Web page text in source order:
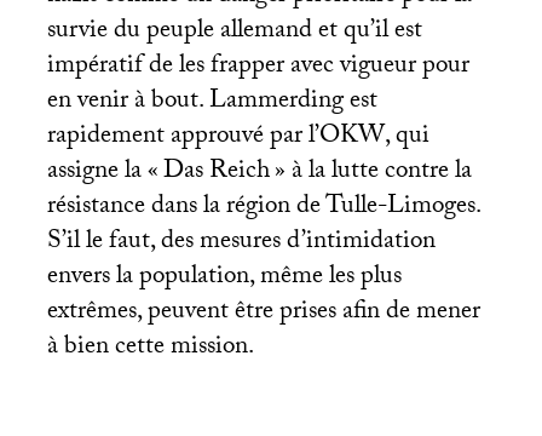
survie du peuple allemand et qu’il est
impératif de les frapper avec vigueur pour
en venir à bout. Lammerding est
rapidement approuvé par l’OKW, qui
assigne la «Das Reich» à la lutte contre la
résistance dans la région de Tulle-Limoges.
S’il le faut, des mesures d’intimidation
envers la population, même les plus
extrêmes, peuvent être prises afin de mener
à bien cette mission.